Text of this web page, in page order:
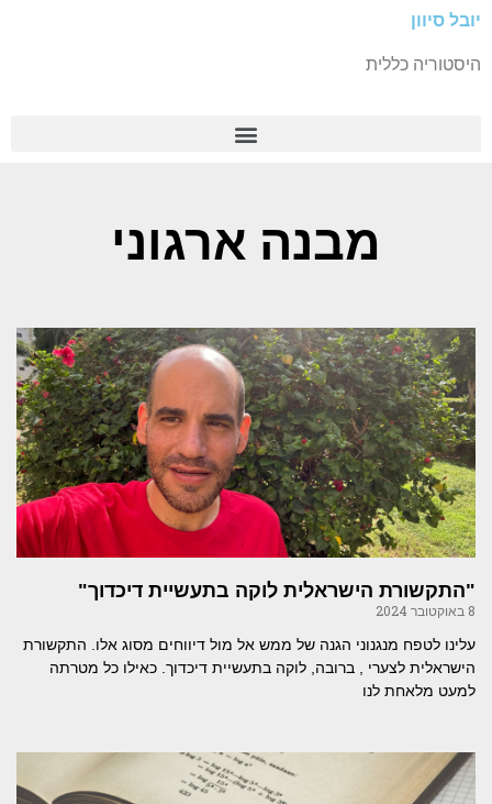
יובל סיוון
היסטוריה כללית
מבנה ארגוני
"התקשורת הישראלית לוקה בתעשיית דיכדוך"
8 באוקטובר 2024
עלינו לטפח מנגנוני הגנה של ממש אל מול דיווחים מסוג אלו. התקשורת
הישראלית לצערי , ברובה, לוקה בתעשיית דיכדוך. כאילו כל מטרתה
למעט מלאחת לנו